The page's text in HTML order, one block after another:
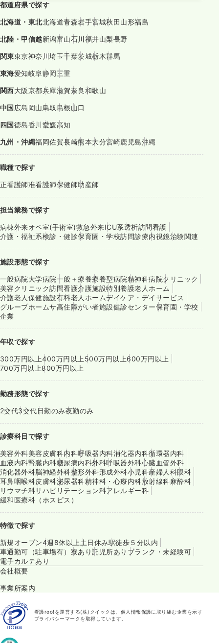
都道府県で探す
北海道・東北北海道青森岩手宮城秋田山形福島
北陸・甲信越新潟富山石川福井山梨長野
関東東京神奈川埼玉千葉茨城栃木群馬
東海愛知岐阜静岡三重
関西大阪京都兵庫滋賀奈良和歌山
中国広島岡山鳥取島根山口
四国徳島香川愛媛高知
九州・沖縄福岡佐賀長崎熊本大分宮崎鹿児島沖縄
職種で探す
正看護師准看護師保健師助産師
担当業務で探す
病棟外来オペ室(手術室)救急外来ICU系透析訪問看護
介護・福祉系検診・健診保育園・学校訪問診療内視鏡治験関連
施設形態で探す
一般病院大学病院一般＋療養療養型病院精神科病院クリニック
美容クリニック訪問看護介護施設特別養護老人ホーム
介護老人保健施設有料老人ホームデイケア・デイサービス
グループホームサ高住障がい者施設健診センター保育園・学校
企業
年収で探す
300万円以上400万円以上 500万円以上600万円以上
700万円以上800万円以上
勤務形態で探す
2交代3交代日勤のみ夜勤のみ
診療科目で探す
美容外科美容皮膚科内科呼吸器内科消化器内科循環器内科
血液内科腎臓内科糖尿病内科外科呼吸器外科心臓血管外科
消化器外科脳神経外科整形外科形成外科小児科産婦人科眼科
耳鼻咽喉科皮膚科泌尿器科精神科・心療内科放射線科麻酔科
リウマチ科リハビリテーション科アレルギー科
緩和医療科（ホスピス）
特徴で探す
新規オープン4週8休以上 土日休み駅徒歩５分以内
車通勤可（駐車場有） 寮あり託児所あり ブランク・未経験可
電子カルテあり
会社概要
事業所案内
看護roo!を運営する(株)クイックは、個人情報保護に取り組む企業を示す
プライバシーマークを取得しています。